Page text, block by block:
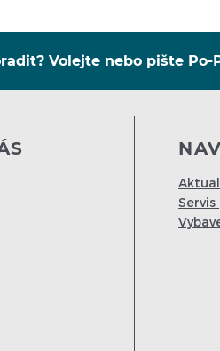
Volejte nebo pište Po-
Servis